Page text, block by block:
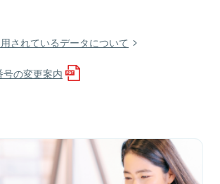
されているデータについて
の変更案内